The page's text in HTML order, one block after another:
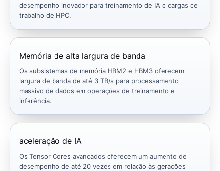
desempenho inovador para treinamento de IA e cargas de
trabalho de HPC.
Memória de alta largura de banda
Os subsistemas de memória HBM2 e HBM3 oferecem
largura de banda de até 3 TB/s para processamento
massivo de dados em operações de treinamento e
inferência.
aceleração de IA
Os Tensor Cores avançados oferecem um aumento de
desempenho de até 20 vezes em relação às gerações